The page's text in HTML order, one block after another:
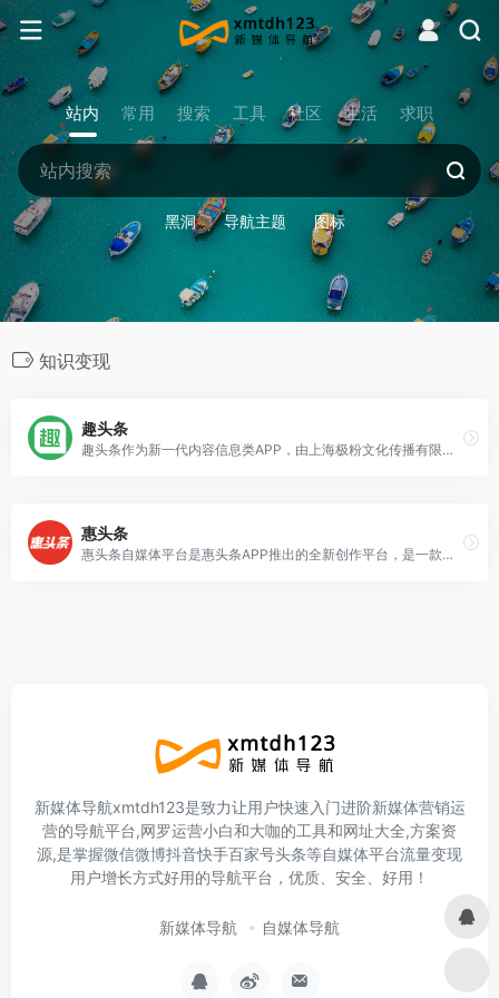
站内 常用 搜索 工具 社区 生活 求职
黑洞 导航主题 图标
知识变现
趣头条
趣头条作为新一代内容信息类APP，由上海极粉文化传播有限公司研发，用户在趣头条自媒体平台注册后，可以在趣头条发布内容，发文章，通过阅读量来赚取收益。趣头条团队通过
惠头条
惠头条自媒体平台是惠头条APP推出的全新创作平台，是一款致力于提高用户阅读价值的新闻资讯类软件，发布内容可获得奖励，同时惠头条从广告中获得的收益的大部分分享给惠头条
新媒体导航xmtdh123是致力让用户快速入门进阶新媒体营销运
营的导航平台,网罗运营小白和大咖的工具和网址大全,方案资
源,是掌握微信微博抖音快手百家号头条等自媒体平台流量变现
用户增长方式好用的导航平台，优质、安全、好用！
新媒体导航 自媒体导航